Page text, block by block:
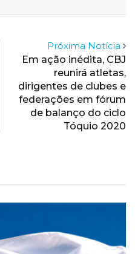
Próxima Notícia
Em ação inédita, CBJ
reunirá atletas,
dirigentes de clubes e
federações em fórum
de balanço do ciclo
Tóquio 2020